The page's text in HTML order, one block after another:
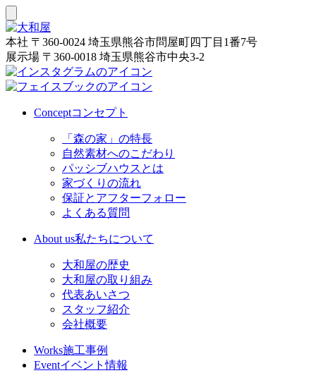
本社 〒360-0024 埼玉県熊谷市問屋町四丁目1番7号
展示場 〒360-0018 埼玉県熊谷市中央3-2
Conceptコンセプト
「森の家」の特長
自然素材へのこだわり
パッシブハウスとは
家づくりの流れ
保証とアフターフォロー
よくある質問
About us私たちについて
大和屋の歴史
大和屋の取り組み
代表あいさつ
スタッフ紹介
会社概要
Works施工事例
Eventイベント情報